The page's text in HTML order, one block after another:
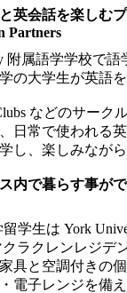
英会話を楽しむ
Partners
附属語学学校で
の大学生が英語
などのサーク
日常で使われる
し、楽しみなが
内で暮らす事が
学生は York
クラクレンレジデ
具と空調付きの
電子レンジを備